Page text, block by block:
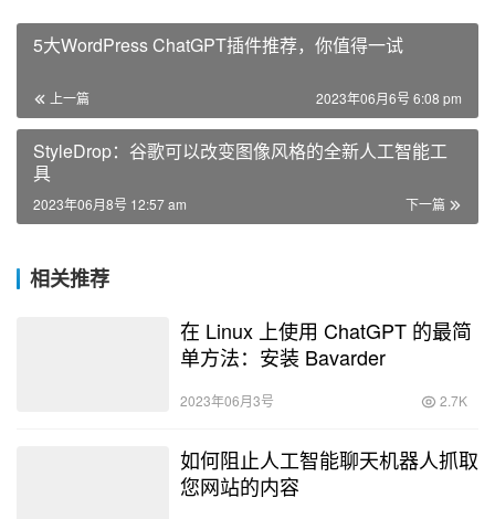
5大WordPress ChatGPT插件推荐，你值得一试
上一篇 2023年06月6号 6:08 pm
StyleDrop：谷歌可以改变图像风格的全新人工智能工
具
下一篇
2023年06月8号 12:57 am
相关推荐
在 Linux 上使用 ChatGPT 的最简
单方法：安装 Bavarder
2023年06月3号 2.7K
如何阻止人工智能聊天机器人抓取
您网站的内容